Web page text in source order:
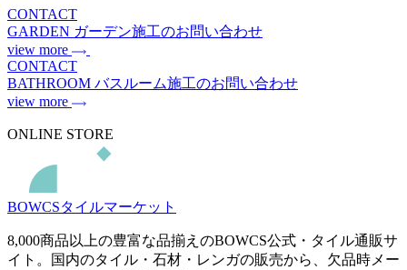
CONTACT
GARDEN ガーデン施工のお問い合わせ
view more
CONTACT
BATHROOM バスルーム施工のお問い合わせ
view more
ONLINE STORE
BOWCSタイルマーケット
8,000商品以上の豊富な品揃えのBOWCS公式・タイル通販サ
イト。国内のタイル・石材・レンガの販売から、欠品時メー